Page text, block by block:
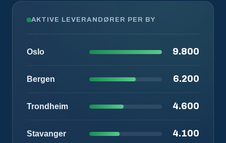
AKTIVE LEVERANDØRER PER BY
Oslo 9.800
Bergen 6.200
Trondheim 4.600
Stavanger 4.100